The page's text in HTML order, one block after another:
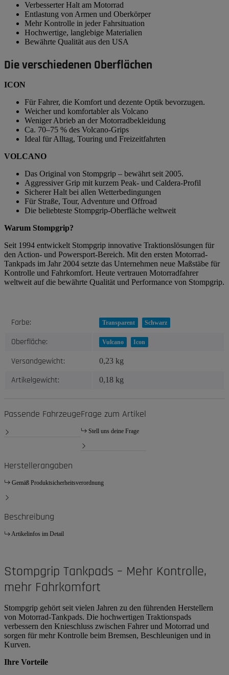
Verbesserter Halt am Motorrad
Entlastung von Armen und Oberkörper
Mehr Kontrolle in jeder Fahrsituation
Hochwertige, langlebige Materialien
Bewährte Qualität aus den USA
Die verschiedenen Oberflächen
ICON
Für Fahrer, die Komfort und dezente Optik bevorzugen.
Weicher und komfortabler als Volcano
Weniger Abrieb an der Motorradbekleidung
Ca. 70–75 % des Volcano-Grips
Ideal für Alltag, Touring und Freizeitfahrten
VOLCANO
Das Original von Stompgrip – bewährt seit 2005.
Aggressiver Grip mit kurzem Peak- und Caldera-Profil
Sicherer Halt bei allen Wetterbedingungen
Für Straße, Tour, Adventure und Offroad
Die beliebteste Stompgrip-Oberfläche weltweit
Warum Stompgrip?
Seit 1994 entwickelt Stompgrip innovative Traktionslösungen für
den Action- und Powersport-Bereich. Mit den ersten Motorrad-
Tankpads im Jahr 2004 setzte das Unternehmen neue Maßstäbe für
Kontrolle und Fahrkomfort. Heute vertrauen Motorradfahrer
weltweit auf die bewährte Qualität und Performance von Stompgrip.
Produkteigenschaft
Wert
Farbe: Transparent Schwarz
Oberfläche: Vulcano Icon
Versandgewicht: 0,23 kg
Artikelgewicht: 0,18 kg
Passende FahrzeugeFrage zum Artikel
Stell uns deine Frage
Herstellerangaben
Gemäß Produktsicherheitsverordnung
Beschreibung
Artikelinfos im Detail
Stompgrip Tankpads – Mehr Kontrolle,
mehr Fahrkomfort
Stompgrip gehört seit vielen Jahren zu den führenden Herstellern
von Motorrad-Tankpads. Die hochwertigen Traktionspads
verbessern den Knieschluss zwischen Fahrer und Motorrad und
sorgen für mehr Kontrolle beim Bremsen, Beschleunigen und in
Kurven.
Ihre Vorteile